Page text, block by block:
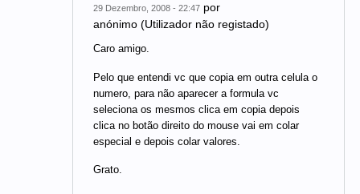
29 Dezembro, 2008 - 22:47 por
anónimo (Utilizador não registado)
Caro amigo.
Pelo que entendi vc que copia em outra celula o
numero, para não aparecer a formula vc
seleciona os mesmos clica em copia depois
clica no botão direito do mouse vai em colar
especial e depois colar valores.
Grato.